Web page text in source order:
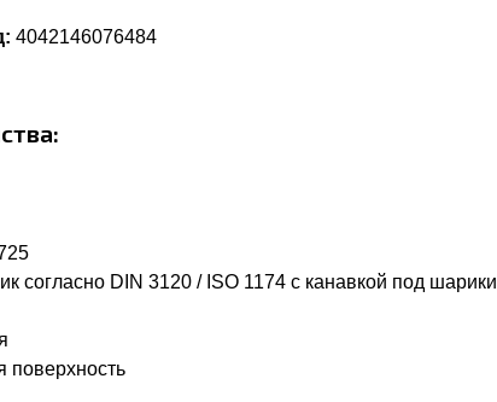
4042146076484
согласно DIN 3120 / ISO 1174 с канавкой под шарики
поверхность